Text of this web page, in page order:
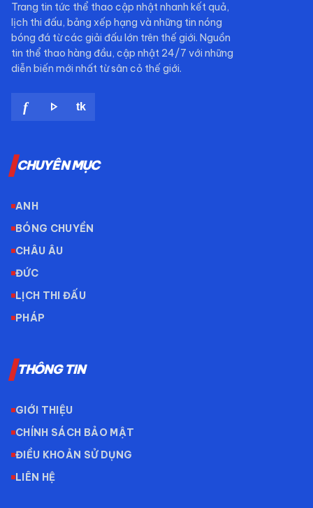
Trang tin tức thể thao cập nhật nhanh kết quả,
lịch thi đấu, bảng xếp hạng và những tin nóng
bóng đá từ các giải đấu lớn trên thế giới. Nguồn
tin thể thao hàng đầu, cập nhật 24/7 với những
diễn biến mới nhất từ sân cỏ thế giới.
f play_arrow tk
CHUYÊN MỤC
ANH
BÓNG CHUYỀN
CHÂU ÂU
ĐỨC
LỊCH THI ĐẤU
PHÁP
THÔNG TIN
GIỚI THIỆU
CHÍNH SÁCH BẢO MẬT
ĐIỀU KHOẢN SỬ DỤNG
LIÊN HỆ